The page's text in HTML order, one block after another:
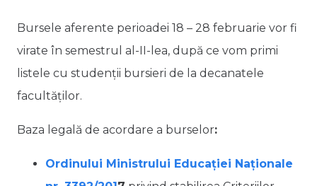
Bursele aferente perioadei 18 – 28 februarie vor fi
virate în semestrul al-II-lea, după ce vom primi
listele cu studenții bursieri de la decanatele
facultăților.
Baza legală de acordare a burselor:
Ordinului Ministrului Educației Naționale